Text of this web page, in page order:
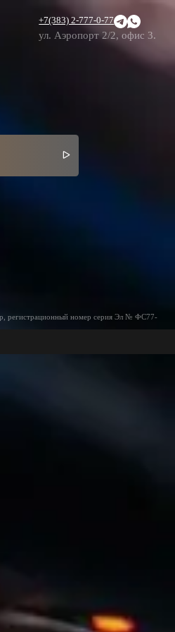
+7(383) 2-777-0-77
ул. Аэропорт 2/2, офис 3.
регистрационный номер серия Эл № ФС77-